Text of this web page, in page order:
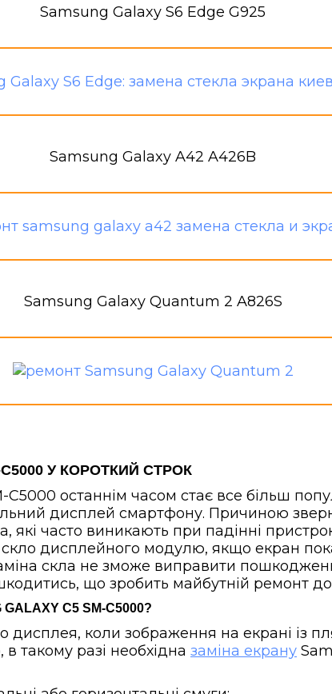
Samsung Galaxy S6 Edge G925
Samsung Galaxy A42 A426B
Samsung Galaxy Quantum 2 A826S
C5000 У КОРОТКИЙ СТРОК
C5000 останнім часом стає все більш
дисплей смартфону. Причиною
які часто виникають при падінні
дисплейного модулю, якщо екран
скла не зможе виправити
що зробить майбутній ремонт
C5 SM-C5000?
дисплея, коли зображення на екрані із
такому разі необхідна заміна екрану